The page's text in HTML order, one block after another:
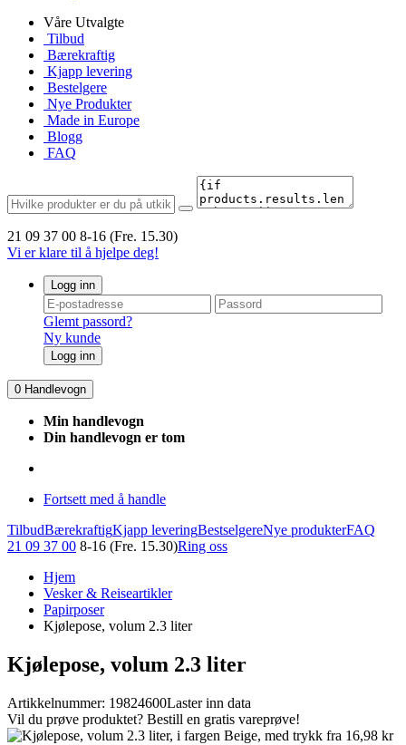
Våre Utvalgte
Tilbud
Bærekraftig
Kjapp levering
Bestelgere
Nye Produkter
Made in Europe
Blogg
FAQ
21 09 37 00 8-16 (Fre. 15.30)
Vi er klare til å hjelpe deg!
Logg inn
Glemt passord?
Ny kunde
Logg inn
0 Handlevogn
Min handlevogn
Din handlevogn er tom
Fortsett med å handle
TilbudBærekraftigKjapp leveringBestselgereNye produkterFAQ
21 09 37 00 8-16 (Fre. 15.30)Ring oss
Hjem
Vesker & Reiseartikler
Papirposer
Kjølepose, volum 2.3 liter
Kjølepose, volum 2.3 liter
Artikkelnummer: 19824600Laster inn data
Vil du prøve produktet? Bestill en gratis vareprøve!